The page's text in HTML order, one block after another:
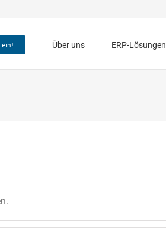
ein! Über uns ERP-Lösungen